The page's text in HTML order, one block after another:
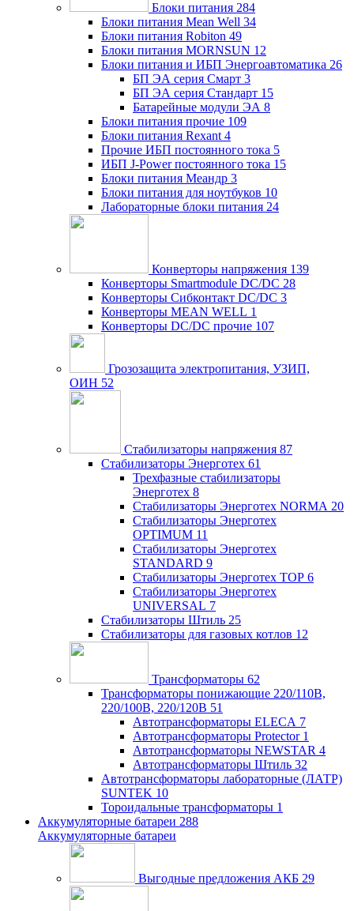
Блоки питания 284
Блоки питания Mean Well 34
Блоки питания Robiton 49
Блоки питания MORNSUN 12
Блоки питания и ИБП Энергоавтоматика 26
БП ЭА серия Смарт 3
БП ЭА серия Стандарт 15
Батарейные модули ЭА 8
Блоки питания прочие 109
Блоки питания Rexant 4
Прочие ИБП постоянного тока 5
ИБП J-Power постоянного тока 15
Блоки питания Меандр 3
Блоки питания для ноутбуков 10
Лабораторные блоки питания 24
Конверторы напряжения 139
Конверторы Smartmodule DC/DC 28
Конверторы Сибконтакт DC/DC 3
Конверторы MEAN WELL 1
Конверторы DC/DC прочие 107
Грозозащита электропитания, УЗИП,
ОИН 52
Стабилизаторы напряжения 87
Стабилизаторы Энерготех 61
Трехфазные стабилизаторы
Энерготех 8
Стабилизаторы Энерготех NORMA 20
Стабилизаторы Энерготех
OPTIMUM 11
Стабилизаторы Энерготех
STANDARD 9
Стабилизаторы Энерготех TOP 6
Стабилизаторы Энерготех
UNIVERSAL 7
Стабилизаторы Штиль 25
Стабилизаторы для газовых котлов 12
Трансформаторы 62
Трансформаторы понижающие 220/110В,
220/100В, 220/120В 51
Автотрансформаторы ELECA 7
Автотрансформаторы Protector 1
Автотрансформаторы NEWSTAR 4
Автотрансформаторы Штиль 32
Автотрансформаторы лабораторные (ЛАТР)
SUNTEK 10
Тороидальные трансформаторы 1
Аккумуляторные батареи 288
Аккумуляторные батареи
Выгодные предложения АКБ 29